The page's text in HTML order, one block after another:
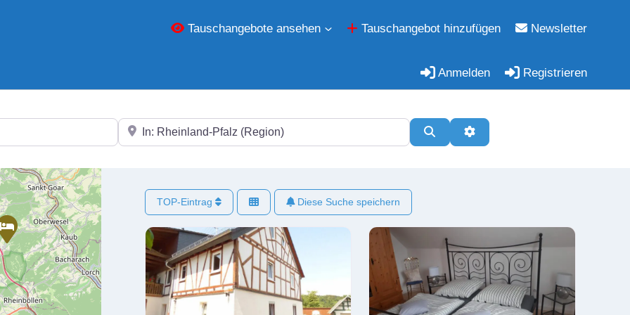
Tauschangebote ansehen Tauschangebot hinzufügen Newsletter
Anmelden Registrieren
In der Nähe SuchenErweiterte Filter
TOP-Eintrag Diese Suche speichern